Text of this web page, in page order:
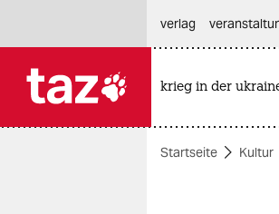
themen
verlag
krieg in der
Startseite Kultur